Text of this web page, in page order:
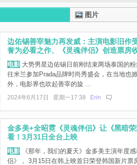
图片
边佑锡善宰魅力再发威：主演电影旧作
誉为必看之作、《灵魂伴侣》创造票房
电影大势男星边佑锡日前刚结束两场泰国的
往米兰参加Prada品牌时尚秀盛会，在当地也
外，电影界也吹起善宰的旋 ...
2024年6月17日 星期一17:38 Erin
金多美+全昭霓《灵魂伴侣》让《黑暗
看！3月31日全台上映
电影《那年，我们的夏天》金多美主演年度
侣》， 3月15日在韩上映首日荣登韩国新片票